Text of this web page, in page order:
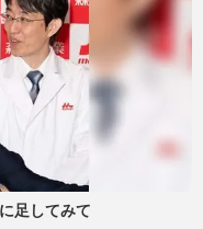
足してみて